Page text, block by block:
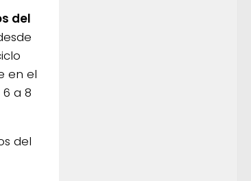
del
en el
a 8
del